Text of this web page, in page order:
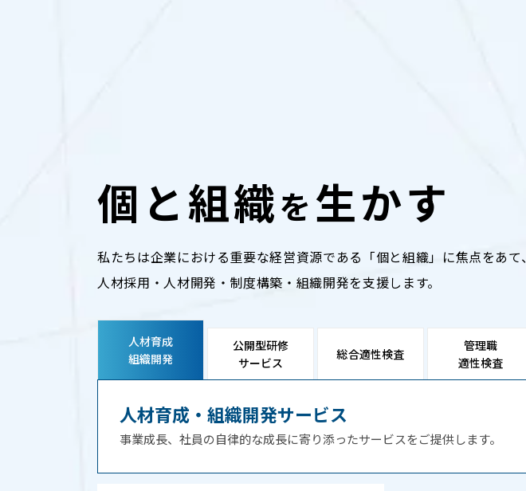
個と組織を生かす
私たちは企業における重要な経営資源である 「個と組織」に焦点をあて、
人材採用・ 人材開発・制度構築・組織開発を支援します。
人材育成
組織開発
人材育成・組織開発サービス
事業成長、社員の自律的な成長に寄り添ったサービスをご提供します。
公開型研修
サービス
総合適性検査
管理職
適性検査